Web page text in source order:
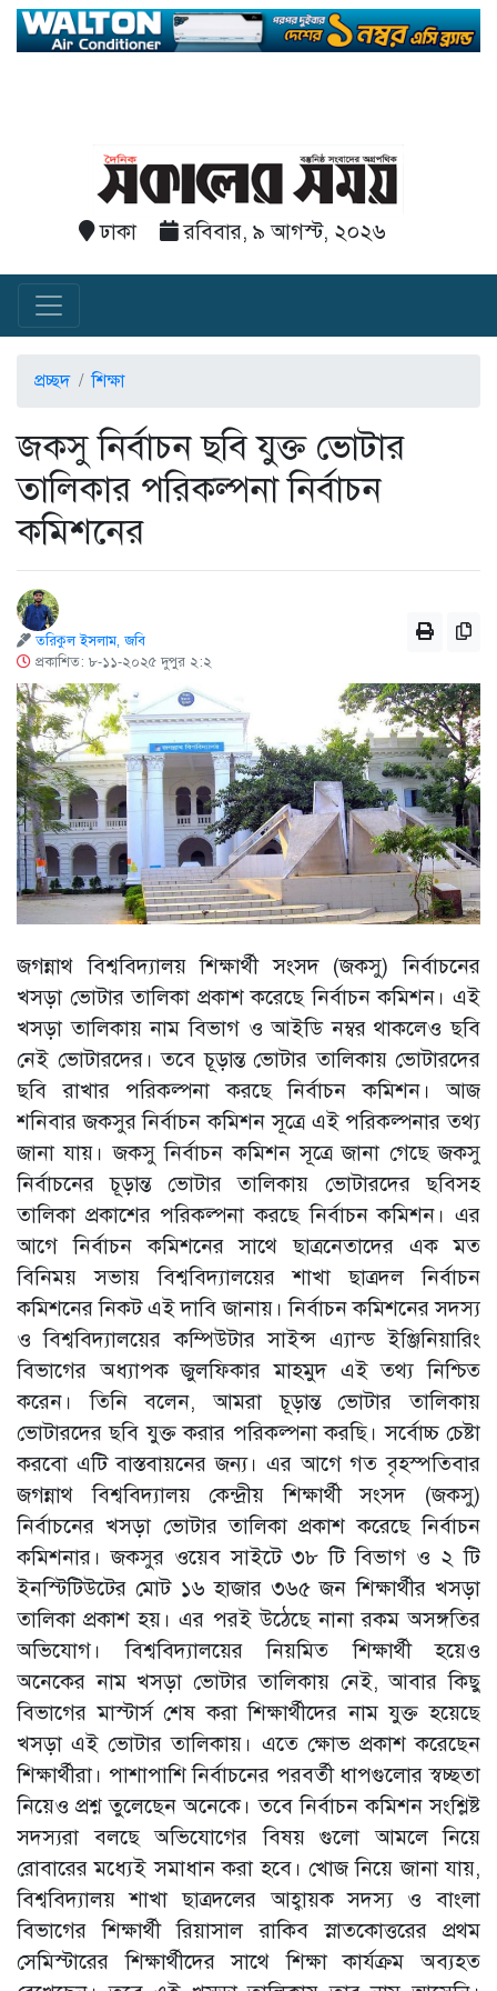
ঢাকা রবিবার, ৯ আগস্ট, ২০২৬
প্রচ্ছদ শিক্ষা
জকসু নির্বাচন ছবি যুক্ত ভোটার
তালিকার পরিকল্পনা নির্বাচন
কমিশনের
তরিকুল ইসলাম, জবি
প্রকাশিত: ৮-১১-২০২৫ দুপুর ২:২
জগন্নাথ বিশ্ববিদ্যালয় শিক্ষার্থী সংসদ (জকসু) নির্বাচনের
খসড়া ভোটার তালিকা প্রকাশ করেছে নির্বাচন কমিশন। এই
খসড়া তালিকায় নাম বিভাগ ও আইডি নম্বর থাকলেও ছবি
নেই ভোটারদের। তবে চূড়ান্ত ভোটার তালিকায় ভোটারদের
ছবি রাখার পরিকল্পনা করছে নির্বাচন কমিশন। আজ
শনিবার জকসুর নির্বাচন কমিশন সূত্রে এই পরিকল্পনার তথ্য
জানা যায়। জকসু নির্বাচন কমিশন সূত্রে জানা গেছে জকসু
নির্বাচনের চূড়ান্ত ভোটার তালিকায় ভোটারদের ছবিসহ
তালিকা প্রকাশের পরিকল্পনা করছে নির্বাচন কমিশন। এর
আগে নির্বাচন কমিশনের সাথে ছাত্রনেতাদের এক মত
বিনিময় সভায় বিশ্ববিদ্যালয়ের শাখা ছাত্রদল নির্বাচন
কমিশনের নিকট এই দাবি জানায়। নির্বাচন কমিশনের সদস্য
ও বিশ্ববিদ্যালয়ের কম্পিউটার সাইন্স এ্যান্ড ইঞ্জিনিয়ারিং
বিভাগের অধ্যাপক জুলফিকার মাহমুদ এই তথ্য নিশ্চিত
করেন। তিনি বলেন, আমরা চূড়ান্ত ভোটার তালিকায়
ভোটারদের ছবি যুক্ত করার পরিকল্পনা করছি। সর্বোচ্চ চেষ্টা
করবো এটি বাস্তবায়নের জন্য। এর আগে গত বৃহস্পতিবার
জগন্নাথ বিশ্ববিদ্যালয় কেন্দ্রীয় শিক্ষার্থী সংসদ (জকসু)
নির্বাচনের খসড়া ভোটার তালিকা প্রকাশ করেছে নির্বাচন
কমিশনার। জকসুর ওয়েব সাইটে ৩৮ টি বিভাগ ও ২ টি
ইনস্টিটিউটের মোট ১৬ হাজার ৩৬৫ জন শিক্ষার্থীর খসড়া
তালিকা প্রকাশ হয়। এর পরই উঠেছে নানা রকম অসঙ্গতির
অভিযোগ। বিশ্ববিদ্যালয়ের নিয়মিত শিক্ষার্থী হয়েও
অনেকের নাম খসড়া ভোটার তালিকায় নেই, আবার কিছু
বিভাগের মাস্টার্স শেষ করা শিক্ষার্থীদের নাম যুক্ত হয়েছে
খসড়া এই ভোটার তালিকায়। এতে ক্ষোভ প্রকাশ করেছেন
শিক্ষার্থীরা। পাশাপাশি নির্বাচনের পরবর্তী ধাপগুলোর স্বচ্ছতা
নিয়েও প্রশ্ন তুলেছেন অনেকে। তবে নির্বাচন কমিশন সংশ্লিষ্ট
সদস্যরা বলছে অভিযোগের বিষয় গুলো আমলে নিয়ে
রোবারের মধ্যেই সমাধান করা হবে। খোজ নিয়ে জানা যায়,
বিশ্ববিদ্যালয় শাখা ছাত্রদলের আহ্বায়ক সদস্য ও বাংলা
বিভাগের শিক্ষার্থী রিয়াসাল রাকিব স্নাতকোত্তরের প্রথম
সেমিস্টারের শিক্ষার্থীদের সাথে শিক্ষা কার্যক্রম অব্যহত